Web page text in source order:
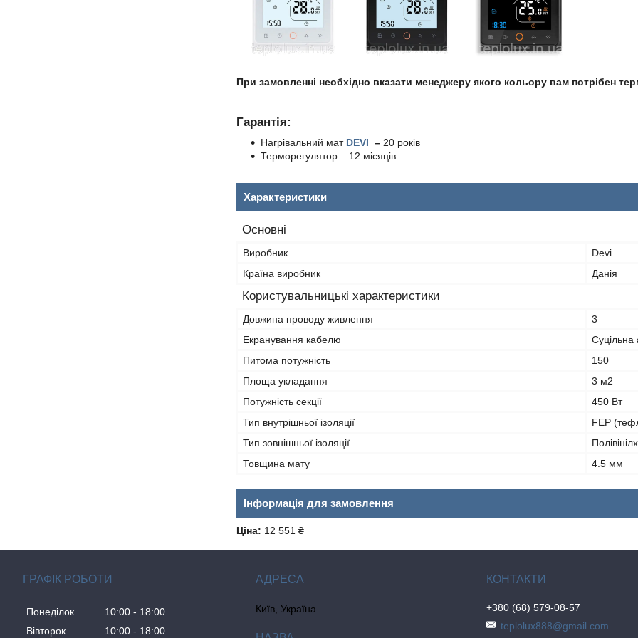
При замовленні необхідно вказати менеджеру якого кольору вам потрібен
Гарантія:
Нагрівальний мат DEVI – 20 років
Терморегулятор – 12 місяців
Характеристики
Основні
Виробник
Devi
Країна виробник
Данія
Користувальницькі характеристики
Довжина проводу живлення
3
Екранування кабелю
Суцільна
Питома потужність
150
Площа укладання
3 м2
Потужність секції
450 Вт
Тип внутрішньої ізоляції
FEP
Тип зовнішньої ізоляції
Товщина мату
4.5 мм
Інформація для замовлення
Ціна: 12 551 ₴
ГРАФІК РОБОТИ
Понеділок 10:00
18:00
Вівторок
10:00 18:00
Київ, Україна
+380 (68) 579-08-57
teplolux888@gmail.com